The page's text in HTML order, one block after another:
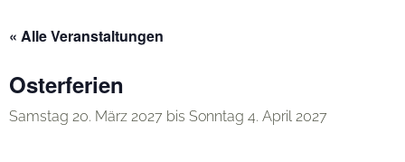
« Alle Veranstaltungen
Osterferien
Samstag 20. März 2027 bis Sonntag 4. April 2027